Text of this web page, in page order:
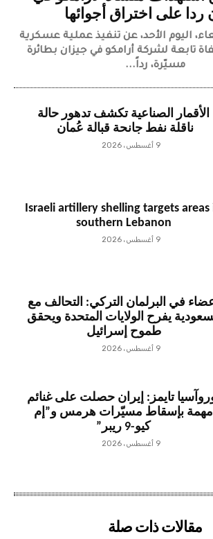
ردا على اختراق أجوائها
اليوم الأحد، عن تنفيذ عملية عسكرية
تابعة لشركة أرامكو في جيزان بطائرة
مسيّرة، رداً...
الأقمار الصناعية تكشف تدهور حالة
ناقلة نفط جانحة قبالة عُمان
9 أغسطس، 2026
Israeli artillery shelling targets areas
southern Lebanon
9 أغسطس، 2026
في البرلمان التركي: التحالف مع
يفرح الولايات المتحدة ويحقق
طموح إسرائيل
9 أغسطس، 2026
تايمز: إيران حصلت على غنائم
مهمة بإسقاط مسيّرات هرمس و”إم
كيو-9 ريبر”
9 أغسطس، 2026
مقالات ذات صلة